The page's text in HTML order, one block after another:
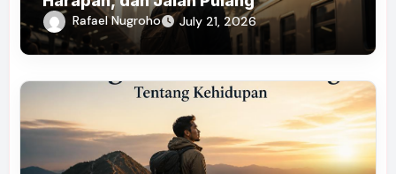
Rafael Nugroho July 21, 2026